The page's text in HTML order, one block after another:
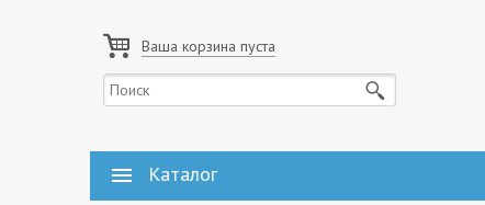
Ваша корзина пуста
Каталог